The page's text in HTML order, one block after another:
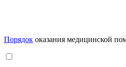
Порядок оказания медицинской